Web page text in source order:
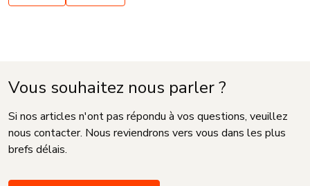
Vous souhaitez nous parler ?
Si nos articles n'ont pas répondu à vos questions, veuillez
nous contacter. Nous reviendrons vers vous dans les plus
brefs délais.